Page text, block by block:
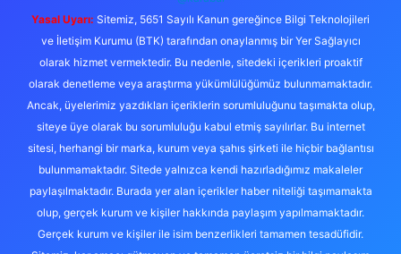
Yasal Uyarı: Sitemiz, 5651 Sayılı Kanun gereğince Bilgi Teknolojileri
ve İletişim Kurumu (BTK) tarafından onaylanmış bir Yer Sağlayıcı
olarak hizmet vermektedir. Bu nedenle, sitedeki içerikleri proaktif
olarak denetleme veya araştırma yükümlülüğümüz bulunmamaktadır.
Ancak, üyelerimiz yazdıkları içeriklerin sorumluluğunu taşımakta olup,
siteye üye olarak bu sorumluluğu kabul etmiş sayılırlar. Bu internet
sitesi, herhangi bir marka, kurum veya şahıs şirketi ile hiçbir bağlantısı
bulunmamaktadır. Sitede yalnızca kendi hazırladığımız makaleler
paylaşılmaktadır. Burada yer alan içerikler haber niteliği taşımamakta
olup, gerçek kurum ve kişiler hakkında paylaşım yapılmamaktadır.
Gerçek kurum ve kişiler ile isim benzerlikleri tamamen tesadüfidir.